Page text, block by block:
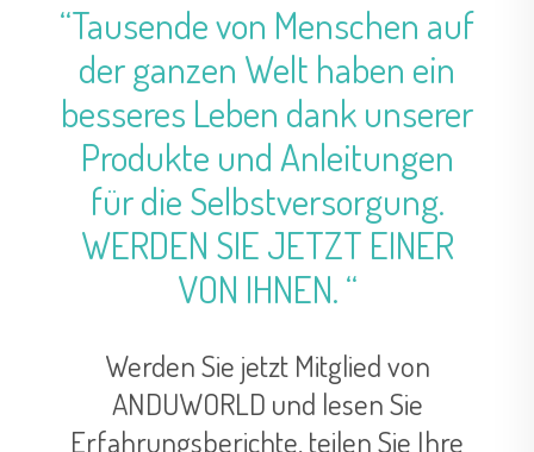
“Tausende von Menschen auf
der ganzen Welt haben ein
besseres Leben dank unserer
Produkte und Anleitungen
für die Selbstversorgung.
WERDEN SIE JETZT EINER
VON IHNEN. “
Werden Sie jetzt Mitglied von
ANDUWORLD und lesen Sie
Erfahrungsberichte, teilen Sie Ihre